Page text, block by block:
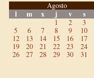
Agosto
l m x j v s
1 2 3
5
6 7 8 9 10
12
13 14 15 16 17
19
20 21 22 23 24
26
27 28 29 30 31